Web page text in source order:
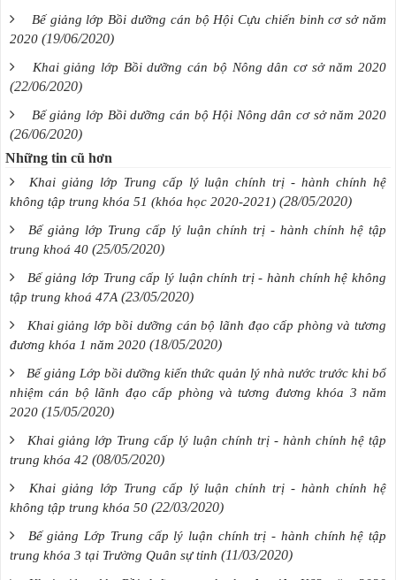
Bế giảng lớp Bồi dưỡng cán bộ Hội Cựu chiến binh cơ sở năm
2020 (19/06/2020)
Khai giảng lớp Bồi dưỡng cán bộ Nông dân cơ sở năm 2020
(22/06/2020)
Bế giảng lớp Bồi dưỡng cán bộ Hội Nông dân cơ sở năm 2020
(26/06/2020)
Những tin cũ hơn
Khai giảng lớp Trung cấp lý luận chính trị - hành chính hệ
không tập trung khóa 51 (khóa học 2020-2021) (28/05/2020)
Bế giảng lớp Trung cấp lý luận chính trị - hành chính hệ tập
trung khoá 40 (25/05/2020)
Bế giảng lớp Trung cấp lý luận chính trị - hành chính hệ không
tập trung khoá 47A (23/05/2020)
Khai giảng lớp bồi dưỡng cán bộ lãnh đạo cấp phòng và tương
đương khóa 1 năm 2020 (18/05/2020)
Bế giảng Lớp bồi dưỡng kiến thức quản lý nhà nước trước khi bổ
nhiệm cán bộ lãnh đạo cấp phòng và tương đương khóa 3 năm
2020 (15/05/2020)
Khai giảng lớp Trung cấp lý luận chính trị - hành chính hệ tập
trung khóa 42 (08/05/2020)
Khai giảng lớp Trung cấp lý luận chính trị - hành chính hệ
không tập trung khóa 50 (22/03/2020)
Bế giảng Lớp Trung cấp lý luận chính trị - hành chính hệ tập
trung khóa 3 tại Trường Quân sự tỉnh (11/03/2020)